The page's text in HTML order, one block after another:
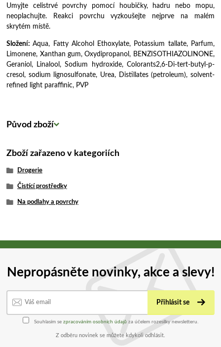
Umyjte celistrvé povrchy pomocí houbičky, hadru nebo mopu,
neoplachujte. Reakci povrchu vyzkoušejte nejprve na malém
skrytém místě.
Složení:Aqua, Fatty Alcohol Ethoxylate, Potassium tallate, Parfum,
Limonene, Xanthan gum, Oxydipropanol, BENZISOTHIAZOLINONE,
Geraniol, Linalool, Sodium hydroxide, Colorants2,6-Di-tert-butyl-p-
cresol, sodium lignosulfonate, Urea, Distillates (petroleum), solvent-
refined light paraffinic, PVP
Původ zboží
Zboží zařazeno v kategoriích
Drogerie
Čistící prostředky
Na podlahy a povrchy
Nepropásněte novinky, akce a slevy!
Přihlásit se
Souhlasím se zpracováním osobních údajů za účelem rozesílky newsletteru.
Z odběru novinek se můžete kdykoli odhlásit.